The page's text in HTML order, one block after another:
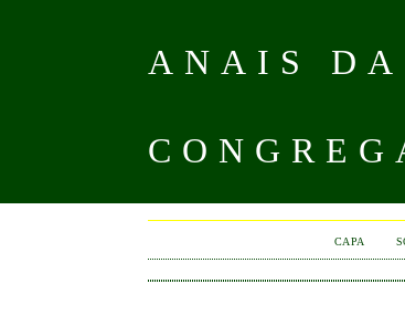
ANAIS
CAPA